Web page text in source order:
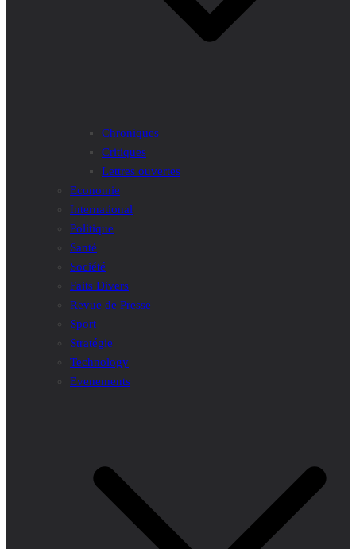
Chroniques
Critiques
Lettres ouvertes
Economie
International
Politique
Santé
Société
Faits Divers
Revue de Presse
Sport
Stratégie
Technology
Evenements